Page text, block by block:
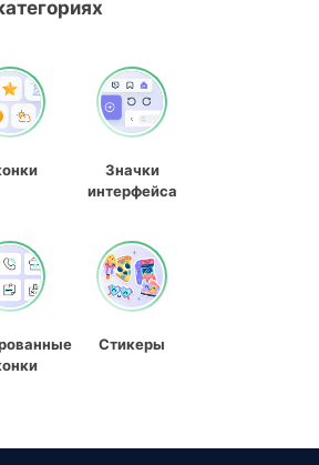
Значки
интерфейса
Стикеры